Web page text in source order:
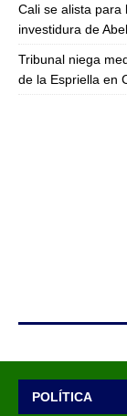
Cali se alista para
investidura de
Tribunal niega
de la Espriella en
POLÍTICA